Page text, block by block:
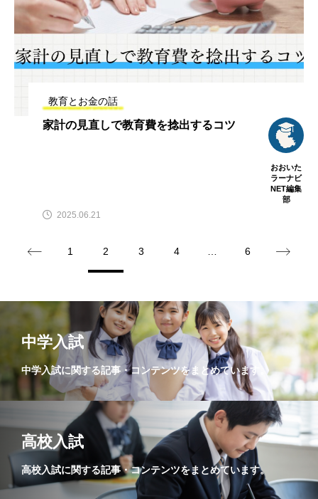
教育とお金の話
家計の見直しで教育費を捻出するコツ
おおいた
ラーナビ
NET編集
部
2025.06.21
1 2 3 4 … 6
中学入試
中学入試に関する記事・コンテンツをまとめています。
高校入試
高校入試に関する記事・コンテンツをまとめています。